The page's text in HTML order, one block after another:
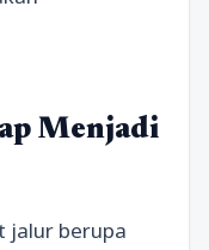
Menjadi
jalur berupa